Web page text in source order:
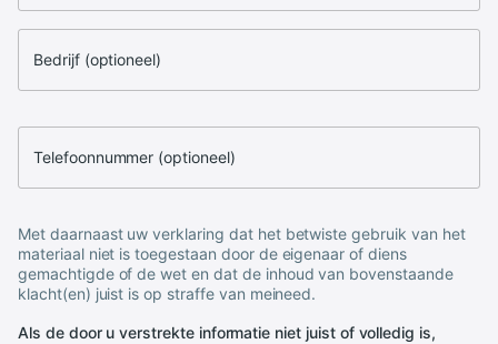
Bedrijf (optioneel)
Telefoonnummer (optioneel)
Met daarnaast uw verklaring dat het betwiste gebruik van het
materiaal niet is toegestaan door de eigenaar of diens
gemachtigde of de wet en dat de inhoud van bovenstaande
klacht(en) juist is op straffe van meineed.
Als de door u verstrekte informatie niet juist of volledig is,